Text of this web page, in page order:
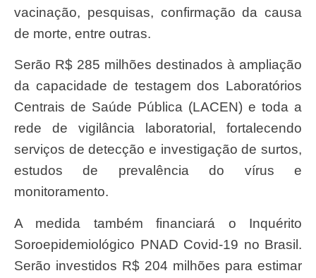
vacinação, pesquisas, confirmação da causa
de morte, entre outras.
Serão R$ 285 milhões destinados à ampliação
da capacidade de testagem dos Laboratórios
Centrais de Saúde Pública (LACEN) e toda a
rede de vigilância laboratorial, fortalecendo
serviços de detecção e investigação de surtos,
estudos de prevalência do vírus e
monitoramento.
A medida também financiará o Inquérito
Soroepidemiológico PNAD Covid-19 no Brasil.
Serão investidos R$ 204 milhões para estimar